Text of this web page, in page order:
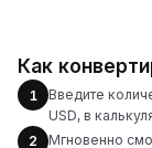
Как
1
Введите
USD, в
2
Мгновенно